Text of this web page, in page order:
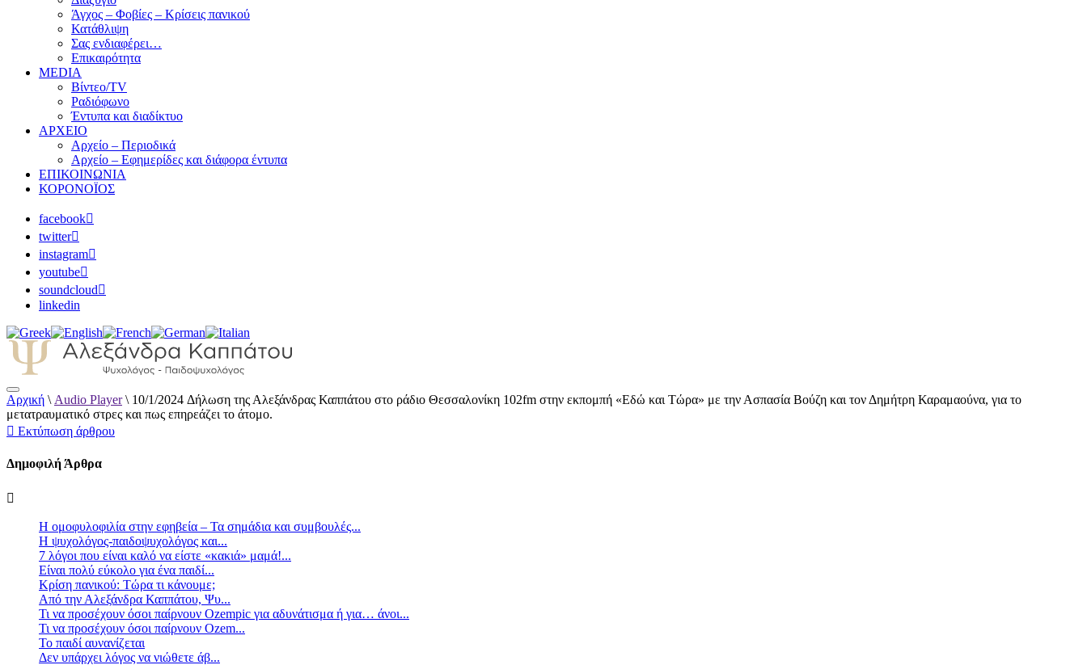
Άγχος – Φοβίες – Κρίσεις πανικού
Κατάθλιψη
Σας ενδιαφέρει…
Επικαιρότητα
MEDIA
Βίντεο/TV
Ραδιόφωνο
Έντυπα και διαδίκτυο
ΑΡΧΕΙΟ
Αρχείο – Περιοδικά
Αρχείο – Εφημερίδες και διάφορα έντυπα
ΕΠΙΚΟΙΝΩΝΙΑ
ΚΟΡΟΝΟΪΟΣ
facebook
twitter
instagram
youtube
soundcloud
linkedin
Αλεξάνδρα Καππάτου Ψυχολόγος – Παιδοψυχολόγος
Αρχική \ Audio Player\ 10/1/2024 Δήλωση της Αλεξάνδρας Καππάτου στο ράδιο Θεσσαλονίκη 102fm στην εκπομπή «Εδώ και Τώρα» με την Ασπασία Βούζη και τον Δημήτρη Καραμαούνα, για το
μετατραυματικό στρες και πως επηρεάζει το άτομο.
Εκτύπωση άρθρου
Δημοφιλή Άρθρα
Η ομοφυλοφιλία στην εφηβεία – Τα σημάδια και συμβουλές...
Η ψυχολόγος-παιδοψυχολόγος και...
7 λόγοι που είναι καλό να είστε «κακιά» μαμά!...
Είναι πολύ εύκολο για ένα παιδί...
Κρίση πανικού: Τώρα τι κάνουμε;
Από την Αλεξάνδρα Καππάτου, Ψυ...
Τι να προσέχουν όσοι παίρνουν Ozempic για αδυνάτισμα ή για… άνοι...
Τι να προσέχουν όσοι παίρνουν Ozem...
Το παιδί αυνανίζεται
Δεν υπάρχει λόγος να νιώθετε άβ...